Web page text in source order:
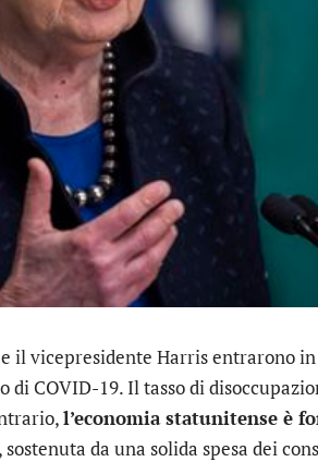
il vicepresidente Harris entrarono
COVID-19. Il tasso di
l’economia statunitense è
da una solida spesa dei